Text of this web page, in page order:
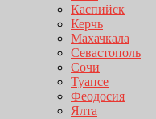
Каспийск
Керчь
Махачкала
Севастополь
Сочи
Туапсе
Феодосия
Ялта